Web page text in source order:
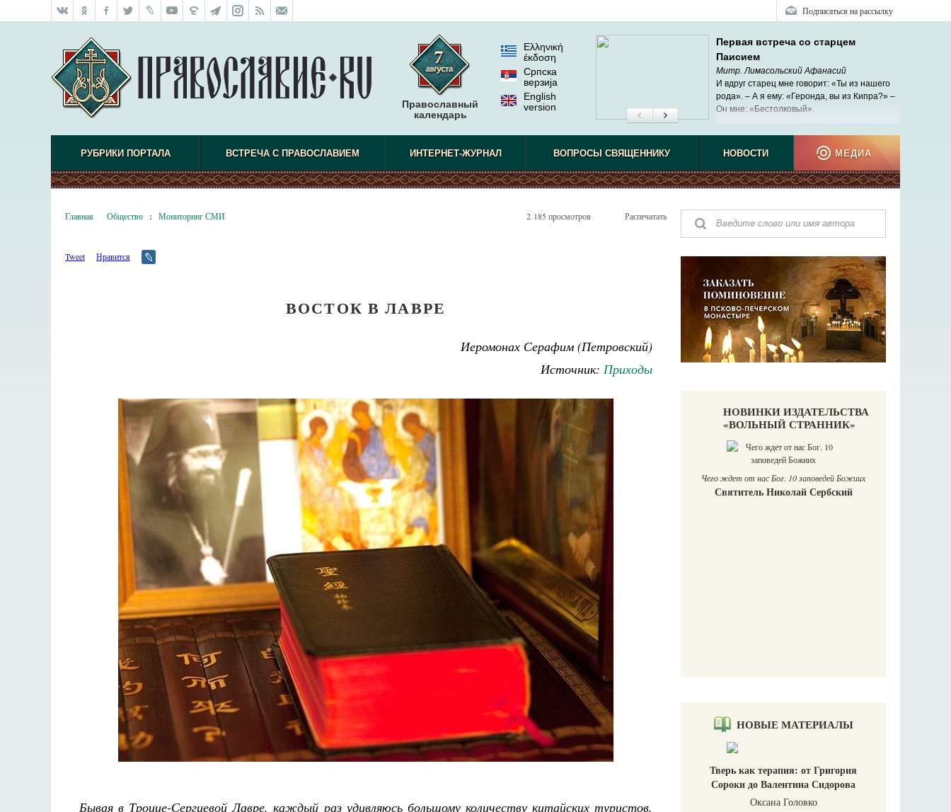
Подписаться на рассылку
Православный
календарь
Ελληνική
έκδοση
Српска
верзиjа
English
version
Первая встреча со старцем
Паисием
Митр. Лимасольский Афанасий
И вдруг старец мне говорит: «Ты из нашего
рода». – А я ему: «Геронда, вы из Кипра?» –
Он мне: «Бестолковый».
РУБРИКИ ПОРТАЛА ВСТРЕЧА С ПРАВОСЛАВИЕМ ИНТЕРНЕТ-ЖУРНАЛ ВОПРОСЫ СВЯЩЕННИКУ НОВОСТИ МЕДИА
Главная Общество : Мониторинг СМИ 2 185 просмотров Распечатать
Tweet Нравится
ВОСТОК В ЛАВРЕ
Иеромонах Серафим (Петровский)
Источник: Приходы
Бывая в Троице-Сергиевой Лавре, каждый раз удивляюсь большому количеству китайских туристов,
НОВИНКИ ИЗДАТЕЛЬСТВА
«ВОЛЬНЫЙ СТРАННИК»
Разлуки не будет
Фредерика де Грааф
Как найти своё место в жизни
Кирилл Мурышев
Великомученик Георгий Победоносец. Научись у
святого
Роман Котов
Чего ждет от нас Бог. 10 заповедей Божиих
Святитель Николай Сербский
НОВЫЕ МАТЕРИАЛЫ
Тверь как терапия: от Григория
Сороки до Валентина Сидорова
Оксана Головко